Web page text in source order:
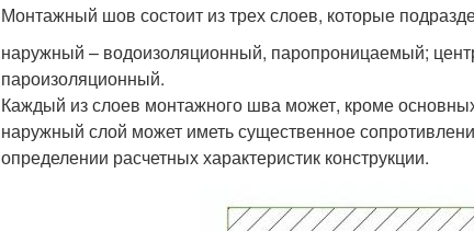
Монтажный шов состоит из трех слоев, которые
наружный – водоизоляционный, паропроницаемый;
пароизоляционный.
Каждый из слоев монтажного шва может, кроме
наружный слой может иметь существенное
определении расчетных характеристик конструкции.